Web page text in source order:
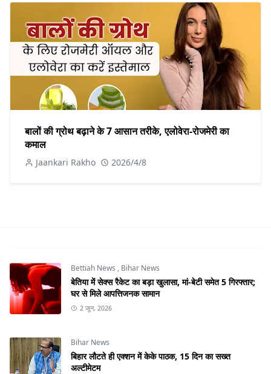
बालों की ग्रोथ बढ़ाने के 7 आसान तरीके, एलोवेरा-रोजमेरी का
कमाल
Jaankari Rakho 2026/4/8
Bettiah News , Bihar News
बेतिया में सेक्स रैकेट का बड़ा खुलासा, मां-बेटी समेत 5 गिरफ्तार;
घर से मिले आपत्तिजनक सामान
2 जून, 2026
Bihar News
बिहार लौटते ही एक्शन में केके पाठक, 15 दिन का सख्त
अल्टीमेटम